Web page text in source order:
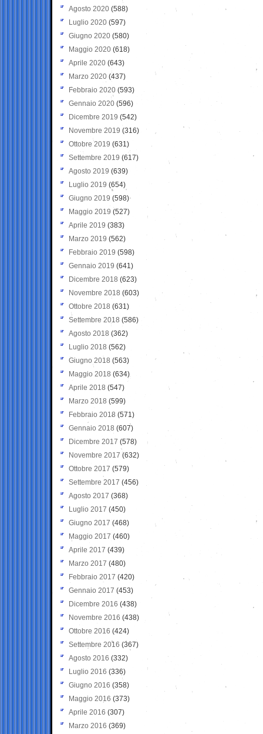
Agosto 2020 (588)
Luglio 2020 (597)
Giugno 2020 (580)
Maggio 2020 (618)
Aprile 2020 (643)
Marzo 2020 (437)
Febbraio 2020 (593)
Gennaio 2020 (596)
Dicembre 2019 (542)
Novembre 2019 (316)
Ottobre 2019 (631)
Settembre 2019 (617)
Agosto 2019 (639)
Luglio 2019 (654)
Giugno 2019 (598)
Maggio 2019 (527)
Aprile 2019 (383)
Marzo 2019 (562)
Febbraio 2019 (598)
Gennaio 2019 (641)
Dicembre 2018 (623)
Novembre 2018 (603)
Ottobre 2018 (631)
Settembre 2018 (586)
Agosto 2018 (362)
Luglio 2018 (562)
Giugno 2018 (563)
Maggio 2018 (634)
Aprile 2018 (547)
Marzo 2018 (599)
Febbraio 2018 (571)
Gennaio 2018 (607)
Dicembre 2017 (578)
Novembre 2017 (632)
Ottobre 2017 (579)
Settembre 2017 (456)
Agosto 2017 (368)
Luglio 2017 (450)
Giugno 2017 (468)
Maggio 2017 (460)
Aprile 2017 (439)
Marzo 2017 (480)
Febbraio 2017 (420)
Gennaio 2017 (453)
Dicembre 2016 (438)
Novembre 2016 (438)
Ottobre 2016 (424)
Settembre 2016 (367)
Agosto 2016 (332)
Luglio 2016 (336)
Giugno 2016 (358)
Maggio 2016 (373)
Aprile 2016 (307)
Marzo 2016 (369)